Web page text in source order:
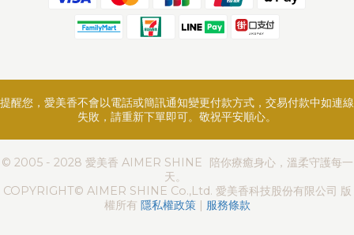
提醒您，愛美香不會以電話或簡訊通知變更付款方式，交易付款中如連線
失敗，請重新下單即可。敬祝平安順心。
© 2005 - 2028 愛美香 AIMER SHINE 陪你療癒身心，溫柔守護每一
天。
COPYRIGHT© AIMER SHINE Co.,Ltd. 愛美香科技股份有限公司 版
權所有 隱私權政策| 服務條款